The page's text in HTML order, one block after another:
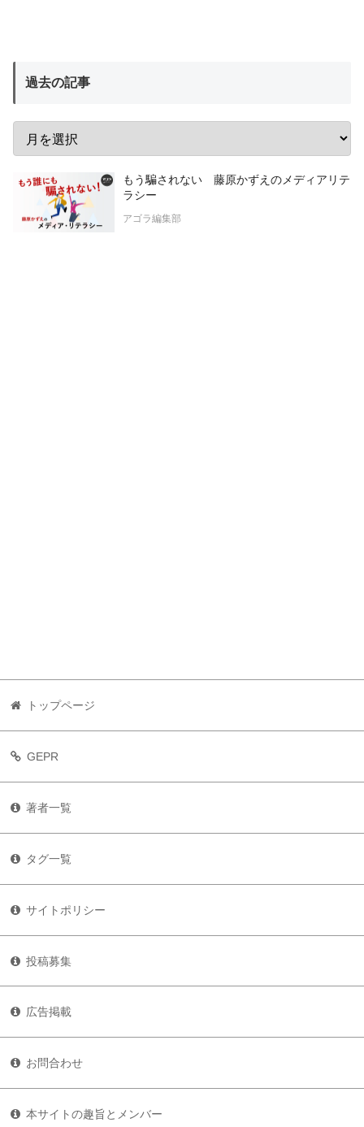
過去の記事
もう騙されない 藤原かずえのメディアリテ
ラシー
アゴラ編集部
トップページ
GEPR
著者一覧
タグ一覧
サイトポリシー
投稿募集
広告掲載
お問合わせ
本サイトの趣旨とメンバー